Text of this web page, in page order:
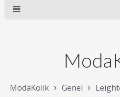
ModaKolik Genel